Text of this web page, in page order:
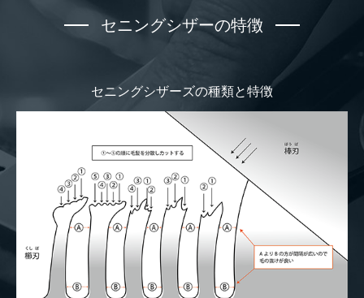
セニングシザーの特徴
セニングシザーズの種類と特徴